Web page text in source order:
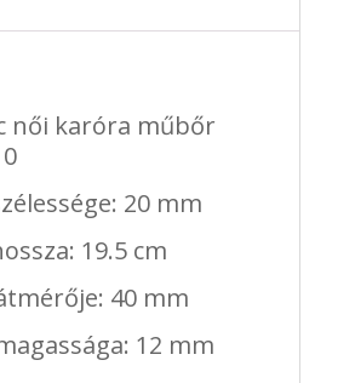
női karóra műbőr
20 mm
19.5 cm
40 mm
12 mm